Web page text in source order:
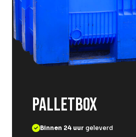
PALLETBOX
Binnen 24 uur geleverd